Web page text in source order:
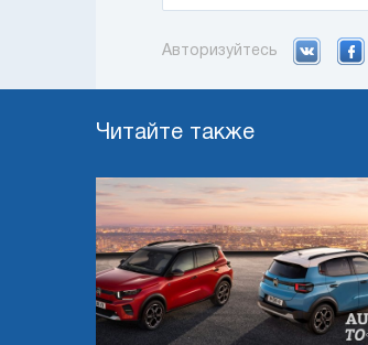
Авторизуйтесь
Читайте также